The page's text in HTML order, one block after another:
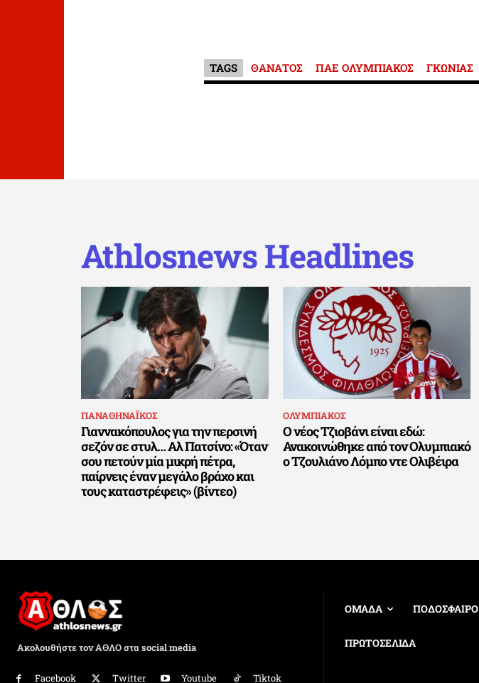
TAGS ΘΑΝΑΤΟΣ ΠΑΕ ΟΛΥΜΠΙΑΚΟΣ ΓΚΩΝΙΑΣ
Athlosnews Headlines
ΠΑΝΑΘΗΝΑΪΚΟΣ
Γιαννακόπουλος για την περσινή
σεζόν σε στυλ… Αλ Πατσίνο: «Όταν
σου πετούν μία μικρή πέτρα,
παίρνεις έναν μεγάλο βράχο και
τους καταστρέφεις» (βίντεο)
ΟΛΥΜΠΙΑΚΟΣ
Ο νέος Τζιοβάνι είναι εδώ:
Ανακοινώθηκε από τον Ολυμπιακό
ο Τζουλιάνο Λόμπο ντε Ολιβέιρα
Ακολουθήστε τον ΑΘΛΟ στα social media
Facebook Twitter Youtube Tiktok
ΟΜΑΔΑ ΠΟΔΟΣΦΑΙΡΟ
ΠΡΩΤΟΣΕΛΙΔΑ